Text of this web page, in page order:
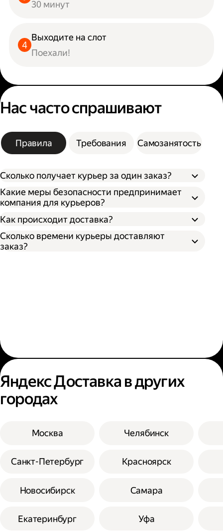
30 минут
Выходите на слот
Поехали!
Нас часто спрашивают
Правила Требования Самозанятость
Сколько получает курьер за один заказ?
Какие меры безопасности предпринимает
компания для курьеров?
Как происходит доставка?
Сколько времени курьеры доставляют
заказ?
Яндекс Доставка в других
городах
Москва
Санкт-Петербург
Новосибирск
Екатеринбург
Челябинск
Красноярск
Самара
Уфа